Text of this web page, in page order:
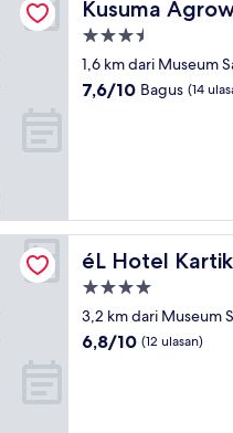
Kusuma
Kusuma
Properti
bintang
3.5
1,6 km dari Museum
7.6
7,6/10 Bagus (14
éL Hotel
éL Hotel Kartika
Properti
bintang
4.0
3,2 km dari Museum
6.8
6,8/10 (12 ulasan)